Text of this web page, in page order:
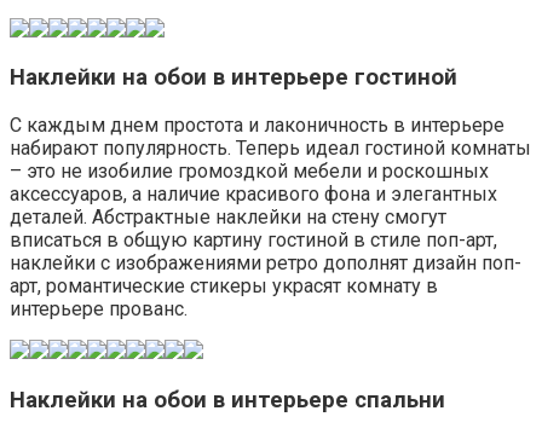
Наклейки на обои в интерьере гостиной
С каждым днем простота и лаконичность в интерьере
набирают популярность. Теперь идеал гостиной комнаты
– это не изобилие громоздкой мебели и роскошных
аксессуаров, а наличие красивого фона и элегантных
деталей. Абстрактные наклейки на стену смогут
вписаться в общую картину гостиной в стиле поп-арт,
наклейки с изображениями ретро дополнят дизайн поп-
арт, романтические стикеры украсят комнату в
интерьере прованс.
Наклейки на обои в интерьере спальни